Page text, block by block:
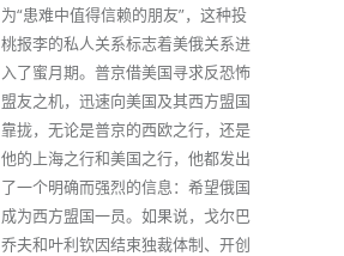
为“患难中值得信赖的朋友”，这种投
桃报李的私人关系标志着美俄关系进
入了蜜月期。普京借美国寻求反恐怖
盟友之机，迅速向美国及其西方盟国
靠拢，无论是普京的西欧之行，还是
他的上海之行和美国之行，他都发出
了一个明确而强烈的信息：希望俄国
成为西方盟国一员。如果说，戈尔巴
乔夫和叶利钦因结束独裁体制、开创